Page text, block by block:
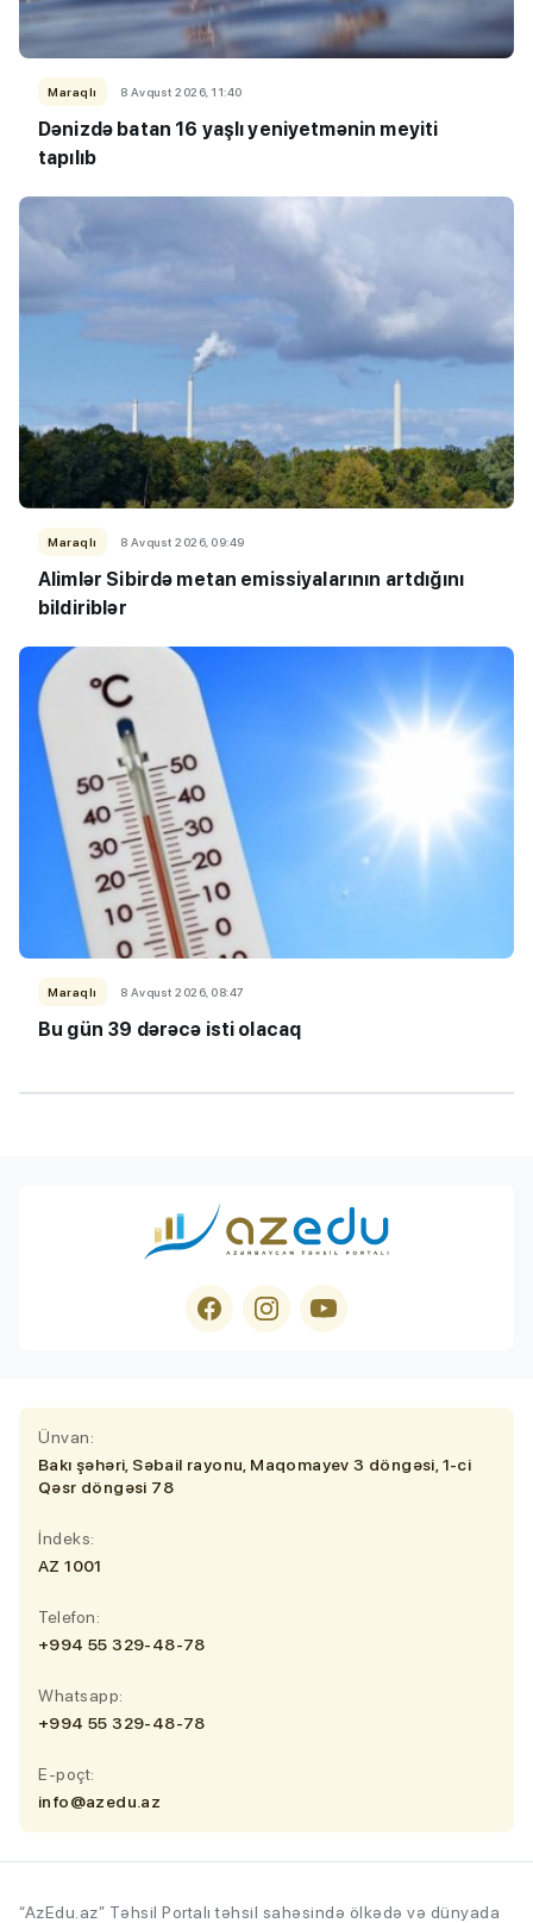
Maraqlı 8 Avqust 2026, 11:40
Dənizdə batan 16 yaşlı yeniyetmənin meyiti
tapılıb
Maraqlı 8 Avqust 2026, 09:49
Alimlər Sibirdə metan emissiyalarının artdığını
bildiriblər
Maraqlı 8 Avqust 2026, 08:47
Bu gün 39 dərəcə isti olacaq
Ünvan:
Bakı şəhəri, Səbail rayonu, Maqomayev 3 döngəsi, 1-ci
Qəsr döngəsi 78
İndeks:
AZ 1001
Telefon:
+994 55 329-48-78
Whatsapp:
+994 55 329-48-78
E-poçt:
info@azedu.az
“AzEdu.az” Təhsil Portalı təhsil sahəsində ölkədə və dünyada